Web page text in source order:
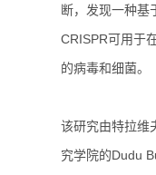
断， 发现一种基
CRISPR可用于
的病毒和细菌。
该研究由特拉维
究学院的Dudu